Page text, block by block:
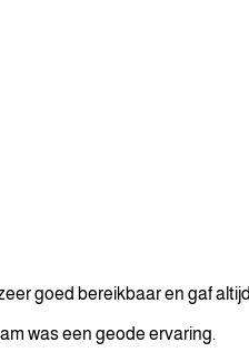
goed bereikbaar en gaf
was een geode ervaring.